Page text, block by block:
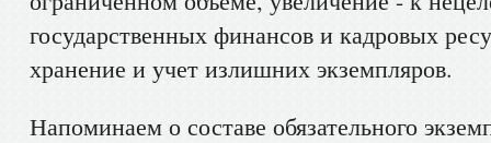
государственных финансов и кадровых
хранение и учет излишних экземпляров.
Напоминаем о составе обязательного